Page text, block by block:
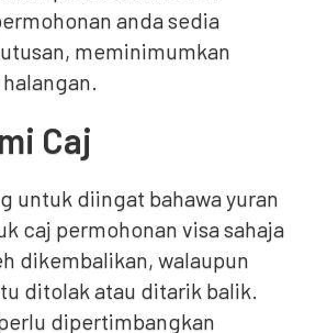
anda sedia
meminimumkan
Caj
untuk diingat bahawa yuran
caj permohonan visa sahaja
dikembalikan, walaupun
ditolak atau ditarik balik.
dipertimbangkan